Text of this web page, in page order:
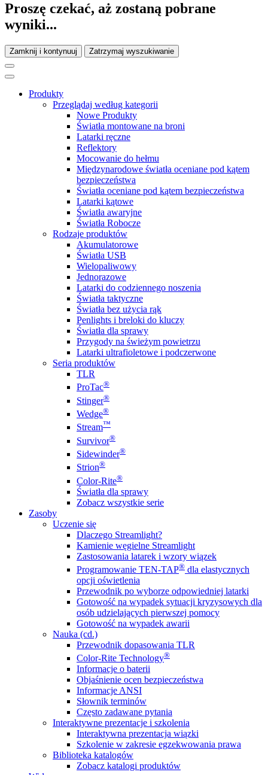
Proszę czekać, aż zostaną pobrane
wyniki...
Zamknij i kontynuuj Zatrzymaj wyszukiwanie
Produkty
Przeglądaj według kategorii
Nowe Produkty
Światła montowane na broni
Latarki ręczne
Reflektory
Mocowanie do hełmu
Międzynarodowe światła oceniane pod kątem
bezpieczeństwa
Światła oceniane pod kątem bezpieczeństwa
Latarki kątowe
Światła awaryjne
Światła Robocze
Rodzaje produktów
Akumulatorowe
Światła USB
Wielopaliwowy
Jednorazowe
Latarki do codziennego noszenia
Światła taktyczne
Światła bez użycia rąk
Penlights i breloki do kluczy
Światła dla sprawy
Przygody na świeżym powietrzu
Latarki ultrafioletowe i podczerwone
Seria produktów
TLR
ProTac®
Stinger®
Wedge®
Stream™
Survivor®
Sidewinder®
Strion®
Color-Rite®
Światła dla sprawy
Zobacz wszystkie serie
Zasoby
Uczenie się
Dlaczego Streamlight?
Kamienie węgielne Streamlight
Zastosowania latarek i wzory wiązek
Programowanie TEN-TAP® dla elastycznych
opcji oświetlenia
Przewodnik po wyborze odpowiedniej latarki
Gotowość na wypadek sytuacji kryzysowych dla
osób udzielających pierwszej pomocy
Gotowość na wypadek awarii
Nauka (cd.)
Przewodnik dopasowania TLR
Color-Rite Technology®
Informacje o baterii
Objaśnienie ocen bezpieczeństwa
Informacje ANSI
Słownik terminów
Często zadawane pytania
Interaktywne prezentacje i szkolenia
Interaktywna prezentacja wiązki
Szkolenie w zakresie egzekwowania prawa
Biblioteka katalogów
Zobacz katalogi produktów